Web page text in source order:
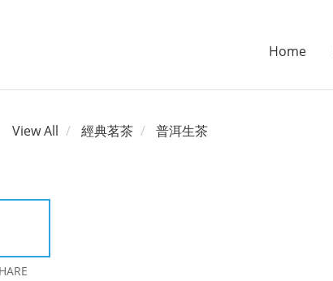
Home
View All 經典茗茶 普洱生茶